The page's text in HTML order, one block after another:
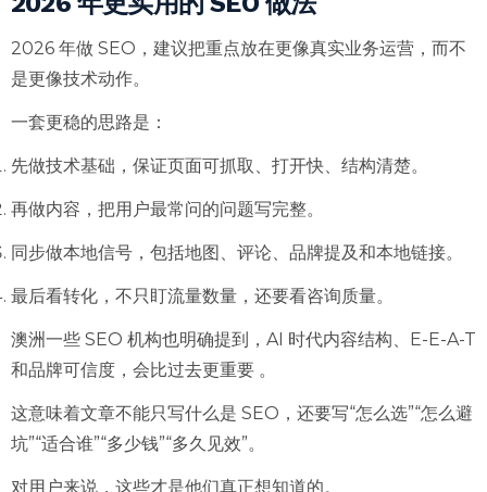
2026 年做 SEO，建议把重点放在更像真实业务运营，而不
是更像技术动作。
一套更稳的思路是：
先做技术基础，保证页面可抓取、打开快、结构清楚。
再做内容，把用户最常问的问题写完整。
同步做本地信号，包括地图、评论、品牌提及和本地链接。
最后看转化，不只盯流量数量，还要看咨询质量。
澳洲一些 SEO 机构也明确提到，AI 时代内容结构、E-E-A-T
和品牌可信度，会比过去更重要 。
这意味着文章不能只写什么是 SEO，还要写“怎么选”“怎么避
坑”“适合谁”“多少钱”“多久见效”。
对用户来说，这些才是他们真正想知道的。